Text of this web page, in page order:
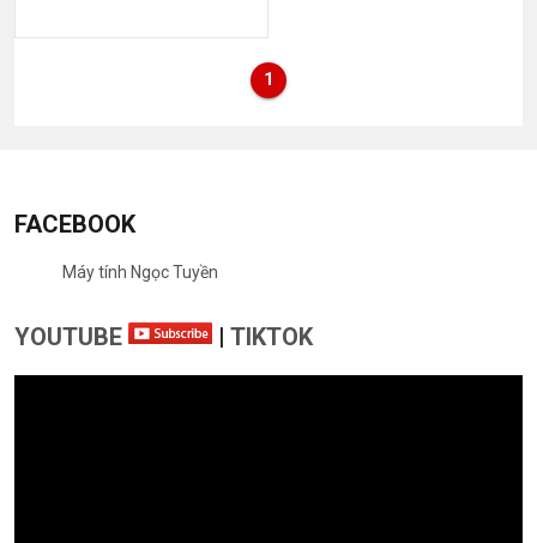
1
FACEBOOK
Máy tính Ngọc Tuyền
YOUTUBE | TIKTOK